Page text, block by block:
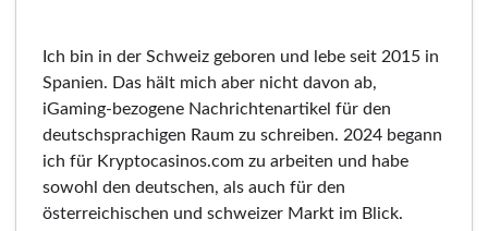
Ich bin in der Schweiz geboren und lebe seit 2015 in
Spanien. Das hält mich aber nicht davon ab,
iGaming-bezogene Nachrichtenartikel für den
deutschsprachigen Raum zu schreiben. 2024 begann
ich für Kryptocasinos.com zu arbeiten und habe
sowohl den deutschen, als auch für den
österreichischen und schweizer Markt im Blick.